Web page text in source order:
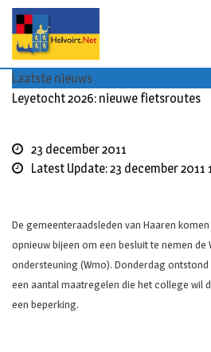
Skip
content
Laatste nieuws
Leyetocht 2026: nieuwe fietsroutes
23 december 2011
Latest Update: 23 december 2011
De gemeenteraadsleden van Haaren
opnieuw bijeen om een besluit te nemen de
ondersteuning (Wmo). Donderdag
een aantal maatregelen die het college wil
een beperking.